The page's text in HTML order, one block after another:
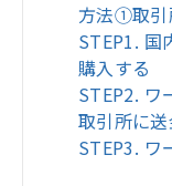
方法①取引
STEP1. 国
購入する
STEP2. ワ
取引所に
STEP3. ワ